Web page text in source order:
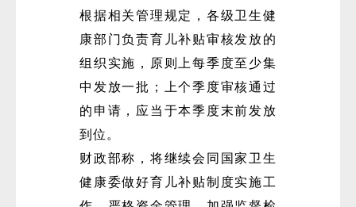
根据相关管理规定，各级卫生健
康部门负责育儿补贴审核发放的
组织实施，原则上每季度至少集
中发放一批；上个季度审核通过
的申请，应当于本季度末前发放
到位。
财政部称，将继续会同国家卫生
健康委做好育儿补贴制度实施工